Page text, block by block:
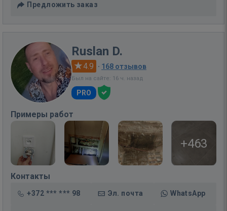
Предложить заказ
Ruslan D.
4.9 · 168 отзывов
Был на сайте: 16 ч. назад
PRO
Примеры работ
+463
Контакты
+372 *** *** 98 Эл. почта WhatsApp